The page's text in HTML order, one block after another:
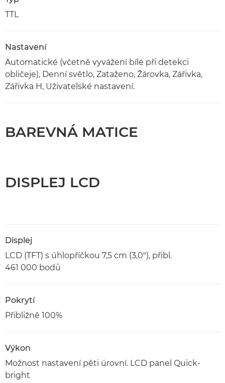
TTL
Nastavení
Automatické (včetně vyvážení bílé při detekci
obličeje), Denní světlo, Zataženo, Žárovka, Zářivka,
Zářivka H, Uživatelské nastavení.
BAREVNÁ MATICE
DISPLEJ LCD
Displej
LCD (TFT) s úhlopříčkou 7,5 cm (3,0"), přibl.
461 000 bodů
Pokrytí
Přibližně 100%
Výkon
Možnost nastavení pěti úrovní. LCD panel Quick-
bright